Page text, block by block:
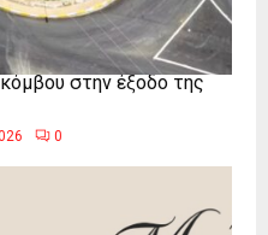
στην έξοδο της
0